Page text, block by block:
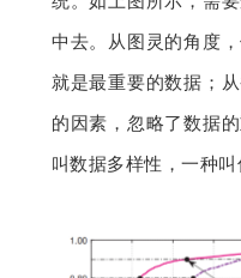
中去。从图灵的角度
就是最重要的数据；
的因素，忽略了数据
叫数据多样性，一种叫